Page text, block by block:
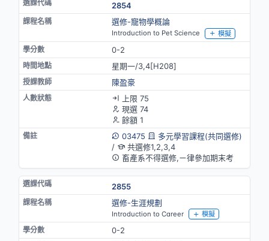
2854
選修-寵物學概論
Introduction to Pet Science 模擬
0-2
星期一/3,4[H208]
陳盈豪
上限 75
現選 74
餘額 1
03475
多元學習課程(共同選修)
/
共選修1,2,3,4
畜產系不得選修,ㄧ律參加期末考
2855
選修-生涯規劃
Introduction to Career 模擬
0-2